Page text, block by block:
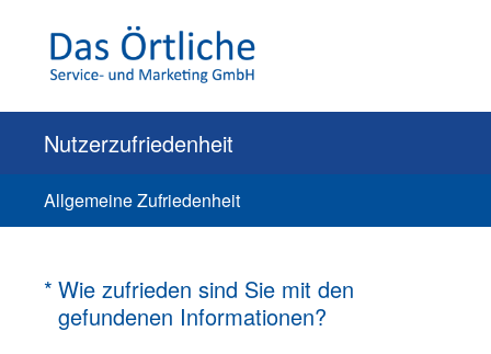
Nutzerzufriedenheit
Allgemeine Zufriedenheit
* Wie zufrieden sind Sie mit den
gefundenen Informationen?
(Erforderlich.)